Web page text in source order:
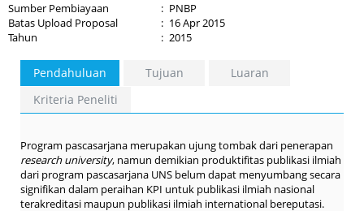
Sumber Pembiayaan : PNBP
Batas Upload Proposal
: 16 Apr 2015
Tahun
: 2015
Pendahuluan Tujuan
Luaran
Kriteria Peneliti
Program pascasarjana merupakan ujung tombak dari penerapan
research university, namun demikian produktifitas publikasi ilmiah
dari program pascasarjana UNS belum dapat menyumbang secara
signifikan dalam peraihan KPI untuk publikasi ilmiah nasional
terakreditasi maupun publikasi ilmiah international bereputasi.